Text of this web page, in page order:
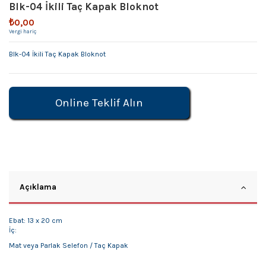
Blk-04 İkili Taç Kapak Bloknot
₺0,00
Vergi hariç
Blk-04 İkili Taç Kapak Bloknot
Online Teklif Alın
Açıklama
Ebat: 13 x 20 cm
İç:
Mat veya Parlak Selefon / Taç Kapak